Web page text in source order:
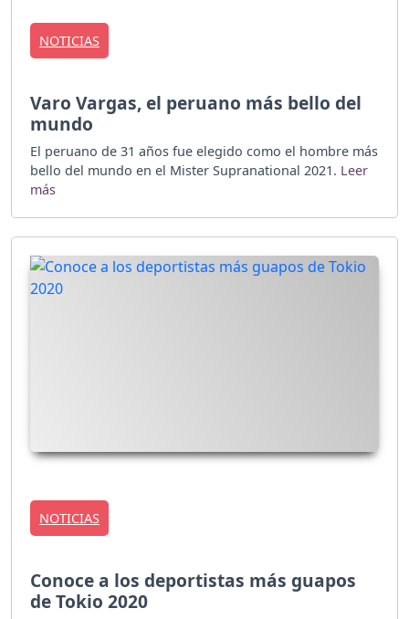
NOTICIAS
Varo Vargas, el peruano más bello del
mundo
El peruano de 31 años fue elegido como el hombre más
bello del mundo en el Mister Supranational 2021.
NOTICIAS
Conoce a los deportistas más guapos
de Tokio 2020